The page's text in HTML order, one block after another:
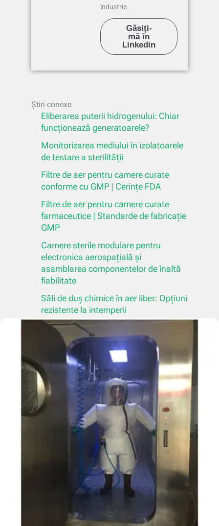
industrie.
Găsiți-
mă în
Linkedin
Știri conexe
Eliberarea puterii hidrogenului: Chiar
funcționează generatoarele?
Monitorizarea mediului în izolatoarele
de testare a sterilității
Filtre de aer pentru camere curate
conforme cu GMP | Cerințe FDA
Filtre de aer pentru camere curate
farmaceutice | Standarde de fabricație
GMP
Camere sterile modulare pentru
electronica aerospațială și
asamblarea componentelor de înaltă
fiabilitate
Săli de duș chimice în aer liber: Opțiuni
rezistente la intemperii